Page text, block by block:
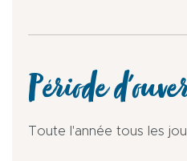
Période
Toute l'année tous les